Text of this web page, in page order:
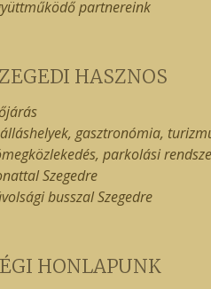
partnereink
HASZNOS
gasztronómia,
parkolási
Szegedre
busszal Szegedre
HONLAPUNK